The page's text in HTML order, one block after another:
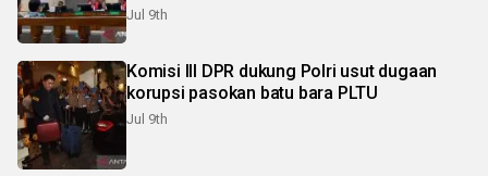
Jul 9th
Komisi III DPR dukung Polri usut dugaan
korupsi pasokan batu bara PLTU
Jul 9th